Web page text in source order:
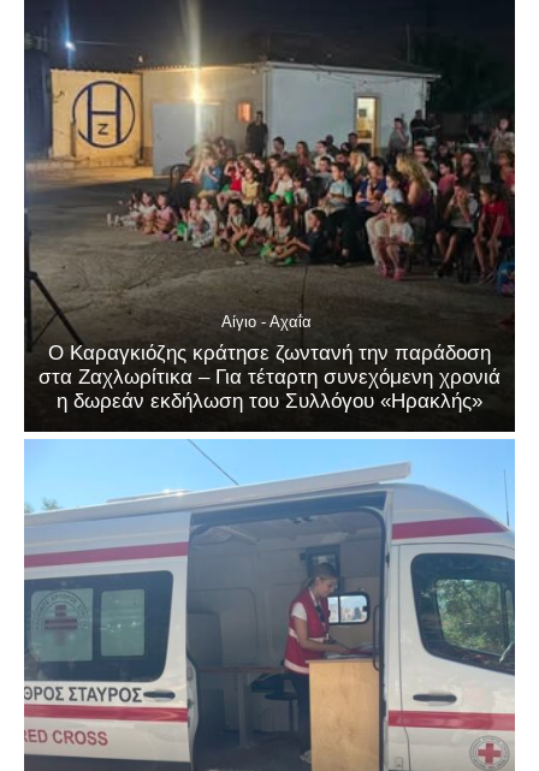
Αίγιο - Αχαΐα
Ο Καραγκιόζης κράτησε ζωντανή την παράδοση
στα Ζαχλωρίτικα – Για τέταρτη συνεχόμενη χρονιά
η δωρεάν εκδήλωση του Συλλόγου «Ηρακλής»